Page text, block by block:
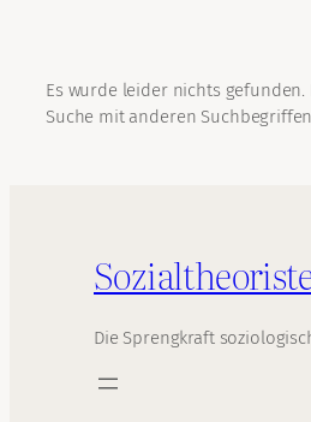
Es wurde leider nichts
Suche mit anderen
Die Sprengkraft